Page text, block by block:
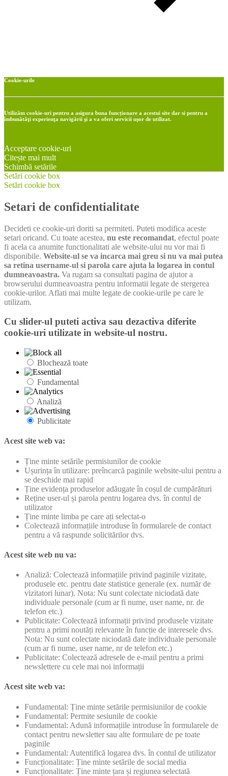
Cookie-urile
Utilizăm cookie-uri pentru a asigura buna funcționare a acestui site dar si pentru a
îmbunătăţi experienţa navigării şi a va oferi servicii uşor de utilizat.
Acceptare cookie-uri
Citește mai mult
Schimbă setările
Setări cookie box
Setări cookie box
Setari de confidentialitate
Decideti ce cookie-uri doriti sa permiteti. Puteti modifica aceste
setari oricand. Cu toate acestea, nu este recomandat, efectul poate
fi acela ca anumite functionalitati ale website-ului nu vor mai fi
disponibile. Website-ul se va incarca mai greu si nu va mai putea
sa retina username-ul si parola care ajuta la logarea in contul
dumneavoastra. Va rugam sa consultati pagina de ajutor a
browserului dumneavoastra pentru informatii legate de stergerea
cookie-urilor. Aflati mai multe legate de cookie-urile pe care le
utilizam.
Cu slider-ul puteti activa sau dezactiva diferite
cookie-uri utilizate in website-ul nostru.
Blochează toate
Fundamental
Analiză
Publicitate
Acest site web va:
Ține minte setările permisiunilor de cookie
Ușurința în utilizare: preîncarcă paginile website-ului pentru a
se deschide mai rapid
Ține evidența produselor adăugate în coșul de cumpărături
Reține user-ul și parola pentru logarea dvs. în contul de
utilizator
Ține minte limba pe care ați selectat-o
Colectează informațiile introduse în formularele de contact
pentru a vă raspunde solicitărilor dvs.
Acest site web nu va:
Analiză: Colectează informațiile privind paginile vizitate,
produsele etc. pentru date statistice generale (ex. număr de
vizitatori lunar). Nota: Nu sunt colectate niciodată date
individuale personale (cum ar fi nume, user name, nr. de
telefon etc.)
Publicitate: Colectează informații privind produsele vizitate
pentru a primi noutăți relevante în funcție de interesele dvs.
Nota: Nu sunt colectate niciodată date individuale personale
(cum ar fi nume, user name, nr de telefon etc.)
Publicitate: Colectează adresele de e-mail pentru a primi
newslettere cu cele mai noi informații
Acest site web va:
Fundamental: Ține minte setările permisiunilor de cookie
Fundamental: Permite sesiunile de cookie
Fundamental: Adună informațiile introduse în formularele de
contact pentru newsletter sau alte formulare de pe toate
paginile
Fundamental: Autentifică logarea dvs. în contul de utilizator
Funcționalitate: Ține minte setările de social media
Funcționalitate: Ține minte țara și regiunea selectată